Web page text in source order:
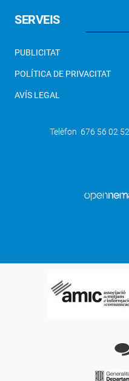
SERVEIS
PUBLICITAT
POLÍTICA DE PRIVACITAT
AVÍS LEGAL
Telèfon 676 56 02